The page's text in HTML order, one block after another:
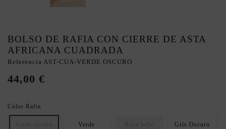
BOLSO DE RAFIA CON CIERRE DE ASTA
AFRICANA CUADRADA
Referencia AST-CUA-VERDE OSCURO
44,00 €
Color Rafia
Verde Gris Oscuro